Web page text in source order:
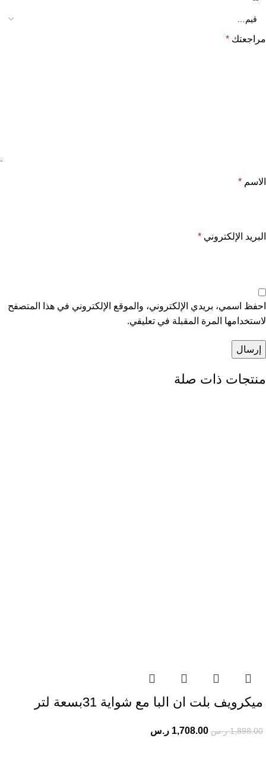
مراجعتك *
الاسم *
البريد الإلكتروني *
احفظ اسمي، بريدي الإلكتروني، والموقع الإلكتروني في هذا المتصفح
لاستخدامها المرة المقبلة في تعليقي.
منتجات ذات صلة
ميكرويف بلت ان البا مع شواية 31بسعة لتر
1,898.00 ر.س 1,708.00 ر.س